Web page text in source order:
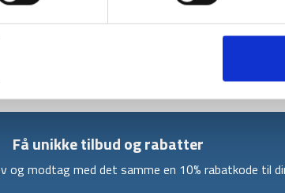
FLZ er lavet i aluminium og har et EVA-
vandreture rundt omkring i verden. De har
Få unikke tilbud og rabatter
og modtag med det samme en 10% rabatkode til